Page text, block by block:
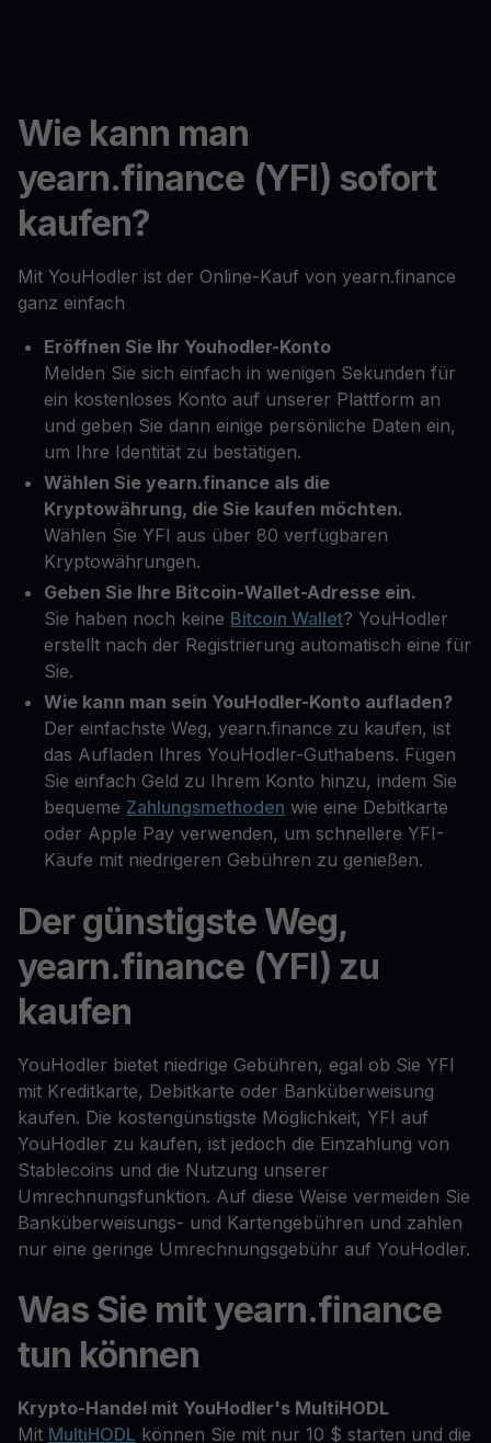
Wie kann man
yearn.finance (YFI) sofort
kaufen?
Mit YouHodler ist der Online-Kauf von yearn.finance
ganz einfach
Eröffnen Sie Ihr Youhodler-Konto
Melden Sie sich einfach in wenigen Sekunden für
ein kostenloses Konto auf unserer Plattform an
und geben Sie dann einige persönliche Daten ein,
um Ihre Identität zu bestätigen.
Wählen Sie yearn.finance als die
Kryptowährung, die Sie kaufen möchten.
Wählen Sie YFI aus über 80 verfügbaren
Kryptowährungen.
Geben Sie Ihre Bitcoin-Wallet-Adresse ein.
Sie haben noch keine Bitcoin Wallet? YouHodler
erstellt nach der Registrierung automatisch eine für
Sie.
Wie kann man sein YouHodler-Konto aufladen?
Der einfachste Weg, yearn.finance zu kaufen, ist
das Aufladen Ihres YouHodler-Guthabens. Fügen
Sie einfach Geld zu Ihrem Konto hinzu, indem Sie
bequeme Zahlungsmethoden wie eine Debitkarte
oder Apple Pay verwenden, um schnellere YFI-
Käufe mit niedrigeren Gebühren zu genießen.
Der günstigste Weg,
yearn.finance (YFI) zu
kaufen
YouHodler bietet niedrige Gebühren, egal ob Sie YFI
mit Kreditkarte, Debitkarte oder Banküberweisung
kaufen. Die kostengünstigste Möglichkeit, YFI auf
YouHodler zu kaufen, ist jedoch die Einzahlung von
Stablecoins und die Nutzung unserer
Umrechnungsfunktion. Auf diese Weise vermeiden Sie
Banküberweisungs- und Kartengebühren und zahlen
nur eine geringe Umrechnungsgebühr auf YouHodler.
Was Sie mit yearn.finance
tun können
Krypto-Handel mit YouHodler's MultiHODL
Mit MultiHODL können Sie mit nur 10 $ starten und die